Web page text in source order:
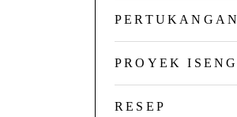
PERTUKANGAN
PROYEK ISENG
RESEP